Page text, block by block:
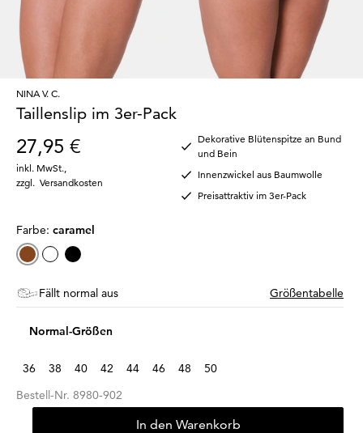
NINA V. C.
Taillenslip im 3er-Pack
27,95 €
inkl. MwSt.
zzgl. Versandkosten
Dekorative Blütenspitze an Bund
und Bein
Innenzwickel aus Baumwolle
Preisattraktiv im 3er-Pack
Farbe: caramel
Fällt normal aus Größentabelle
Normal-Größen
36 38 40 42 44 46 48
50
Bestell-Nr. 8980-902
In den Warenkorb